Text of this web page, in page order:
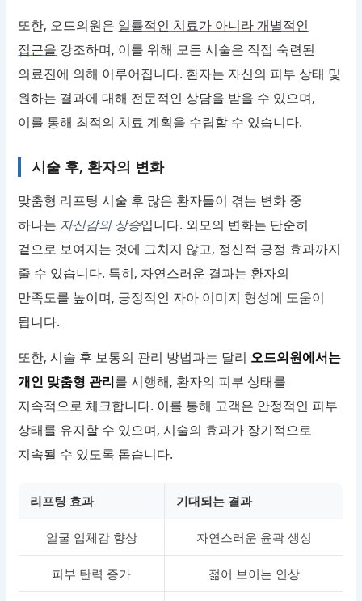
또한, 오드의원은 일률적인 치료가 아니라 개별적인
접근을 강조하며, 이를 위해 모든 시술은 직접 숙련된
의료진에 의해 이루어집니다. 환자는 자신의 피부 상태 및
원하는 결과에 대해 전문적인 상담을 받을 수 있으며,
이를 통해 최적의 치료 계획을 수립할 수 있습니다.
시술 후, 환자의 변화
맞춤형 리프팅 시술 후 많은 환자들이 겪는 변화 중
하나는 자신감의 상승입니다. 외모의 변화는 단순히
겉으로 보여지는 것에 그치지 않고, 정신적 긍정 효과까지
줄 수 있습니다. 특히, 자연스러운 결과는 환자의
만족도를 높이며, 긍정적인 자아 이미지 형성에 도움이
됩니다.
또한, 시술 후 보통의 관리 방법과는 달리 오드의원에서는
개인 맞춤형 관리를 시행해, 환자의 피부 상태를
지속적으로 체크합니다. 이를 통해 고객은 안정적인 피부
상태를 유지할 수 있으며, 시술의 효과가 장기적으로
지속될 수 있도록 돕습니다.
리프팅 효과 기대되는 결과
얼굴 입체감 향상 자연스러운 윤곽 생성
피부 탄력 증가 젊어 보이는 인상